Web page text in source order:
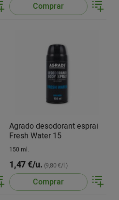
Comprar
Agrado desodorant esprai
Fresh Water 15
150 ml.
1,47 €/u. (9,80 €/l.)
Comprar